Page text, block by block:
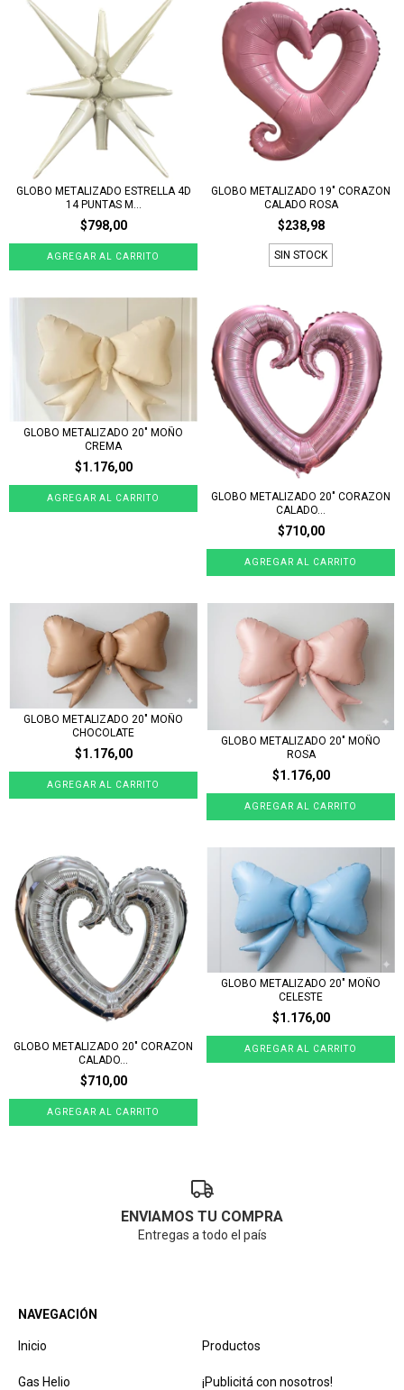
GLOBO METALIZADO ESTRELLA 4D
14 PUNTAS M...
$798,00
GLOBO METALIZADO 19" CORAZON
CALADO ROSA
$238,98
SIN STOCK
GLOBO METALIZADO 20" MOÑO
CREMA
$1.176,00
GLOBO METALIZADO 20" CORAZON
CALADO...
$710,00
GLOBO METALIZADO 20" MOÑO
CHOCOLATE
$1.176,00
GLOBO METALIZADO 20" MOÑO
ROSA
$1.176,00
GLOBO METALIZADO 20" CORAZON
CALADO...
$710,00
GLOBO METALIZADO 20" MOÑO
CELESTE
$1.176,00
ENVIAMOS TU COMPRA
Entregas a todo el país
NAVEGACIÓN
Inicio Productos
Gas Helio ¡Publicitá con nosotros!